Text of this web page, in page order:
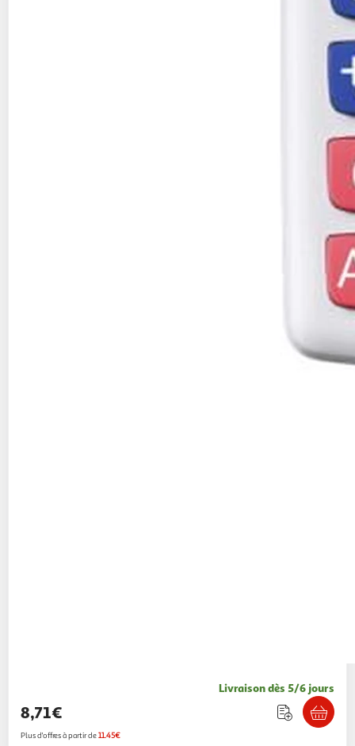
Livraison dès 5/6 jours
8,71€
Plus d'offres à partir de11.45€